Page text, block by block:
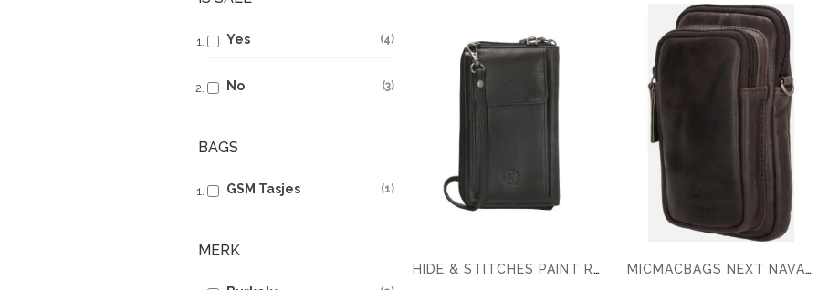
HIDE & STITCHES PAINT ROCK GSM TASJE MICMACBAGS NEXT NAVAJO PHONE WALLET
Yes 4
No 3
BAGS
GSM Tasjes 1
MERK